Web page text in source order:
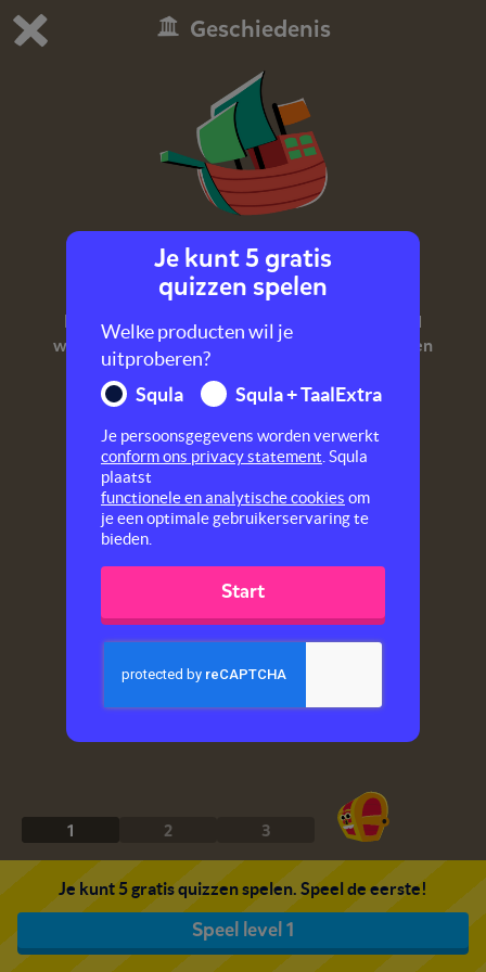
Dit is de gratis demo van Squla.
Bestel nu
0 1
Geschiedenis
Ontdekkers en hervormers
Dit tijdvak loopt van 1500 tot 1600. In deze tijd
werden verre reizen gemaakt, begonnen mensen
anders te denken over het geloof en ontstond
Nederland.
1 2 3
Je kunt 5 gratis quizzen spelen. Speel de eerste!
Speel level 1
Je kunt 5 gratis
quizzen spelen
Welke producten wil je
uitproberen?
Squla
Squla + TaalExtra
Je persoonsgegevens worden verwerkt
conform ons privacy statement . Squla
plaatst
functionele en analytische cookies om
je een optimale gebruikerservaring te
bieden.
Start